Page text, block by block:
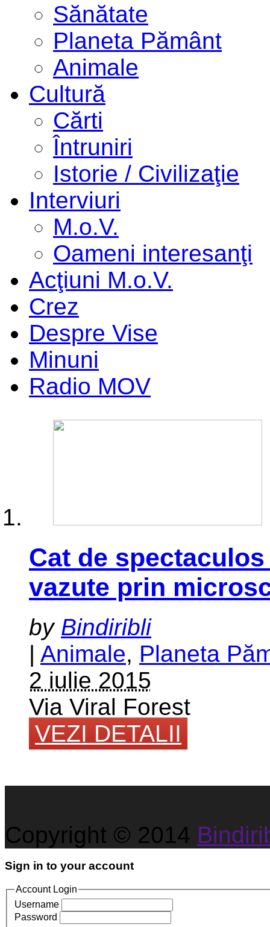
Sănătate
Planeta Pământ
Animale
Cultură
Cărti
Întruniri
Istorie / Civilizaţie
Interviuri
M.o.V.
Oameni interesanţi
Acţiuni M.o.V.
Crez
Despre Vise
Minuni
Radio MOV
Cat de
vazute prin
by Bindiribli
| Animale, Planeta
2 iulie 2015
Via Viral Forest
VEZI DETALII
Copyright © 2014
Sign in to your account
Account Login
Username
Password